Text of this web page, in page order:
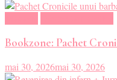
Bookzone: Pachet
mai 30, 2026mai 30, 2026